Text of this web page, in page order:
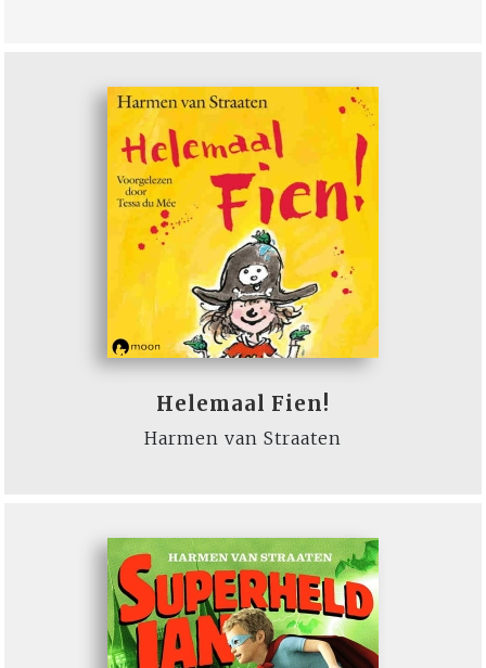
Helemaal Fien!
Harmen van Straaten